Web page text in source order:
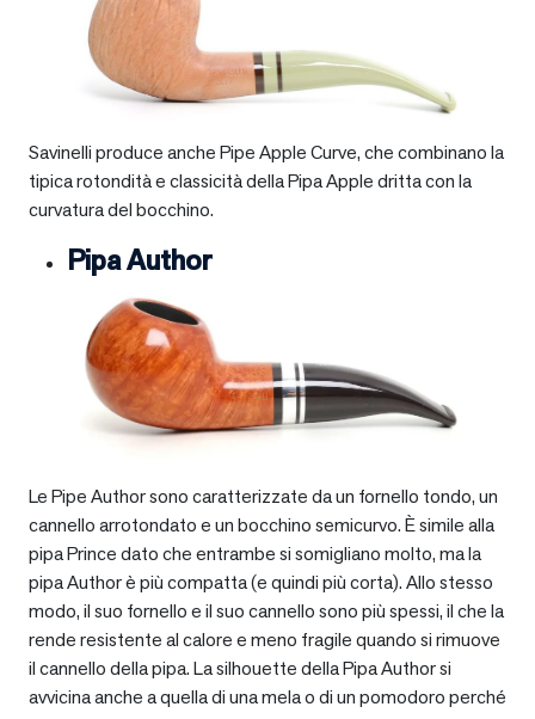
Savinelli produce anche Pipe Apple Curve, che combinano la
tipica rotondità e classicità della Pipa Apple dritta con la
curvatura del bocchino.
Pipa Author
Le Pipe Author sono caratterizzate da un fornello tondo, un
cannello arrotondato e un bocchino semicurvo. È simile alla
pipa Prince dato che entrambe si somigliano molto, ma la
pipa Author è più compatta (e quindi più corta). Allo stesso
modo, il suo fornello e il suo cannello sono più spessi, il che la
rende resistente al calore e meno fragile quando si rimuove
il cannello della pipa. La silhouette della Pipa Author si
avvicina anche a quella di una mela o di un pomodoro perché